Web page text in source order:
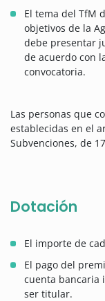
El tema del TfM
objetivos de la
debe presentar
de acuerdo con
convocatoria.
Las personas que
establecidas en el
Subvenciones, de
Dotación
El importe de
El pago del
cuenta bancaria
ser titular.